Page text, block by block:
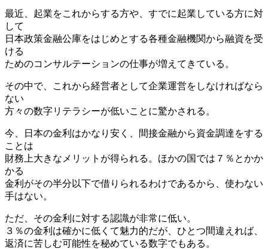
最近、起業をこれからする方や、すでに起業している方に対
して
日本政策金融公庫をはじめとする各種金融機関から融資を受
ける
ためのコンサルテーションの仕事が増えてきている。
その中で、これから経営者として企業運営をしなければなら
ない
方々の数字リテラシーが低いことに驚かされる。
今、日本の金利はかなり安く、間接金融から資金調達をする
ことは
財務上大きなメリットが得られる。ほかの国では７％とかか
かる
金利がその半分以下で借りられるわけであるから、使わない
手はない。
ただ、その金利に対する認識が非常に低い。
３％の金利は確かに低くて魅力的だが、ひとつ間違えれば、
返済に苦しむ可能性を秘めている数字でもある。